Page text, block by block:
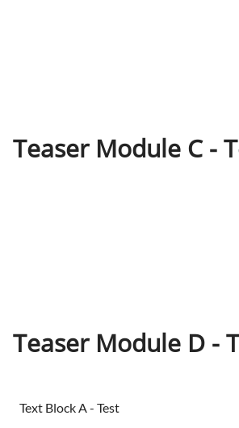
Teaser Module C -
Teaser Module D -
Text Block A - Test